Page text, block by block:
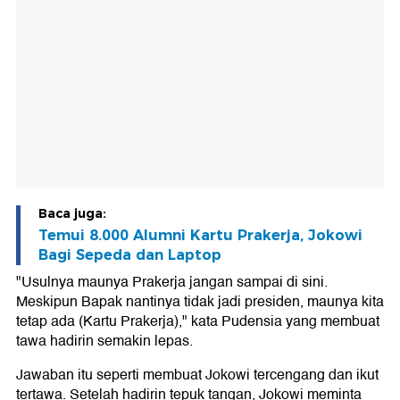
Baca juga:
Temui 8.000 Alumni Kartu Prakerja, Jokowi
Bagi Sepeda dan Laptop
"Usulnya maunya Prakerja jangan sampai di sini.
Meskipun Bapak nantinya tidak jadi presiden, maunya kita
tetap ada (Kartu Prakerja)," kata Pudensia yang membuat
tawa hadirin semakin lepas.
Jawaban itu seperti membuat Jokowi tercengang dan ikut
tertawa. Setelah hadirin tepuk tangan, Jokowi meminta